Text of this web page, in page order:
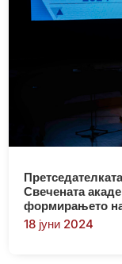
Свечената
формирањето
18 јуни 2024